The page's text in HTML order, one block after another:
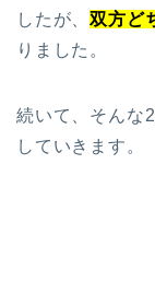
したが、双方ど
りました。
続いて、そんな
していきます。